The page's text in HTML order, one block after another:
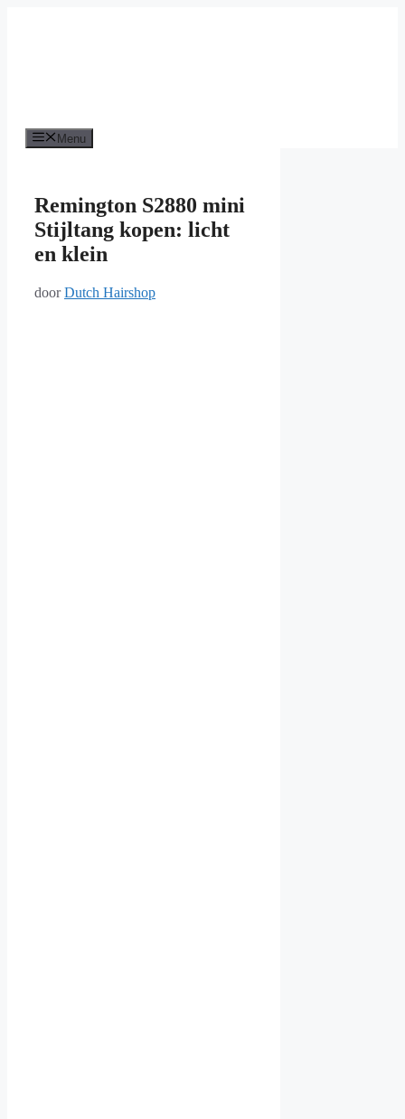
Menu
Remington S2880 mini
Stijltang kopen: licht
en klein
doorDutch Hairshop